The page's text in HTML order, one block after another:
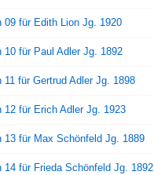
09 für Edith Lion Jg. 1920
10 für Paul Adler Jg. 1892
11 für Gertrud Adler Jg. 1898
12 für Erich Adler Jg. 1923
13 für Max Schönfeld Jg. 1889
14 für Frieda Schönfeld Jg. 1892